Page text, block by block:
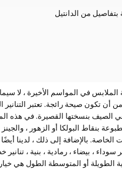
بتفاصيل من الدانتيل
بتفاصيل من الدانتيل
بتفاصيل من الدانتيل
بتفاصيل من الدانتيل
بتفاصيل من الدانتيل
بتفاصيل من الدانتيل
الملابس في المواسم الأخيرة ، لا
أن تكون صيحة رائجة. تعتبر
الصيف بنسختها القصيرة. في هذه
بنقاط البولكا أو الزهور ، والجينز
بالإضافة إلى ذلك ، لدينا أيضًا
سوداء ، بيضاء ، رمادية ، بنية ،
الطويلة أو المتوسطة الطول